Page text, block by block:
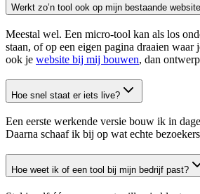
Werkt zo’n tool ook op mijn bestaande
Meestal wel. Een micro-tool kan als los
staan, of op een eigen pagina draaien waar
ook je website bij mij bouwen, dan
Hoe snel staat er iets live?
Een eerste werkende versie bouw ik in
Daarna schaaf ik bij op wat echte
Hoe weet ik of een tool bij mijn bedrijf past?